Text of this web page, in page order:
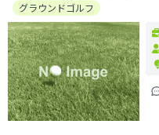
グラウンドゴルフ